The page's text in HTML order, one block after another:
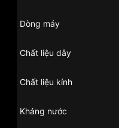
Dòng máy
Chất liệu dây
Chất liệu kính
Kháng nước